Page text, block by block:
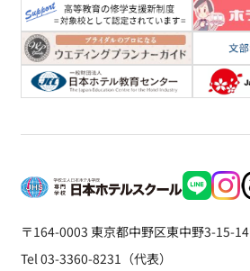
〒164-0003 東京都中野区東中野3-15-14
Tel 03-3360-8231（代表）